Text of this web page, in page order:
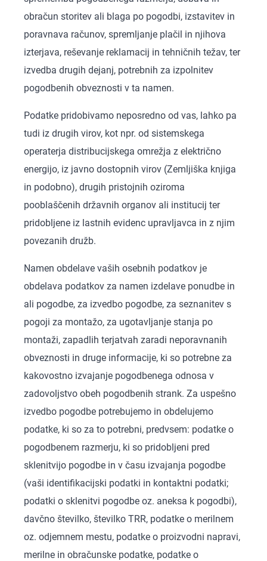
obračun storitev ali blaga po pogodbi, izstavitev in
poravnava računov, spremljanje plačil in njihova
izterjava, reševanje reklamacij in tehničnih težav, ter
izvedba drugih dejanj, potrebnih za izpolnitev
pogodbenih obveznosti v ta namen.
Podatke pridobivamo neposredno od vas, lahko pa
tudi iz drugih virov, kot npr. od sistemskega
operaterja distribucijskega omrežja z električno
energijo, iz javno dostopnih virov (Zemljiška knjiga
in podobno), drugih pristojnih oziroma
pooblaščenih državnih organov ali institucij ter
pridobljene iz lastnih evidenc upravljavca in z njim
povezanih družb.
Namen obdelave vaših osebnih podatkov je
obdelava podatkov za namen izdelave ponudbe in
ali pogodbe, za izvedbo pogodbe, za seznanitev s
pogoji za montažo, za ugotavljanje stanja po
montaži, zapadlih terjatvah zaradi neporavnanih
obveznosti in druge informacije, ki so potrebne za
kakovostno izvajanje pogodbenega odnosa v
zadovoljstvo obeh pogodbenih strank. Za uspešno
izvedbo pogodbe potrebujemo in obdelujemo
podatke, ki so za to potrebni, predvsem: podatke o
pogodbenem razmerju, ki so pridobljeni pred
sklenitvijo pogodbe in v času izvajanja pogodbe
(vaši identifikacijski podatki in kontaktni podatki;
podatki o sklenitvi pogodbe oz. aneksa k pogodbi),
davčno številko, številko TRR, podatke o merilnem
oz. odjemnem mestu, podatke o proizvodni napravi,
merilne in obračunske podatke, podatke o